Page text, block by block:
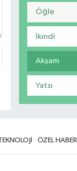
Öğle
İkindi
Akşam
Yatsı
ÖZEL HABER